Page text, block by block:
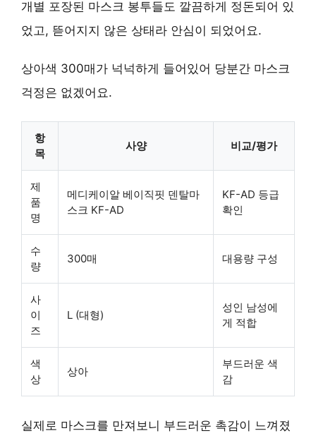
개별 포장된 마스크 봉투들도 깔끔하게 정돈되어 있
었고, 뜯어지지 않은 상태라 안심이 되었어요.
상아색 300매가 넉넉하게 들어있어 당분간 마스크
걱정은 없겠어요.
항
목
사양 비교/평가
제
품
명
메디케이알 베이직핏 덴탈마
스크 KF-AD
KF-AD 등급
확인
수
량
300매 대용량 구성
사
이
즈
L (대형)
성인 남성에
게 적합
색
상
상아
부드러운 색
감
실제로 마스크를 만져보니 부드러운 촉감이 느껴졌